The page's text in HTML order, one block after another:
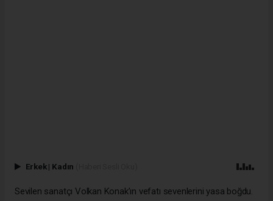
Erkek | Kadın
Sevilen sanatçı Volkan Konak’ın vefatı sevenlerini yasa boğdu.